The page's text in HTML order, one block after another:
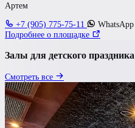
Артем
+7 (905) 775-75-11 WhatsApp
Подробнее о площадке
Залы для детского праздника
Смотреть все